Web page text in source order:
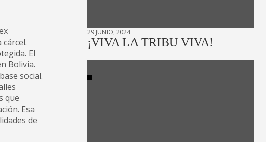
El
Bolivia.
social.
que
Esa
de
29 JUNIO, 2024
¡VIVA LA TRIBU VIVA!